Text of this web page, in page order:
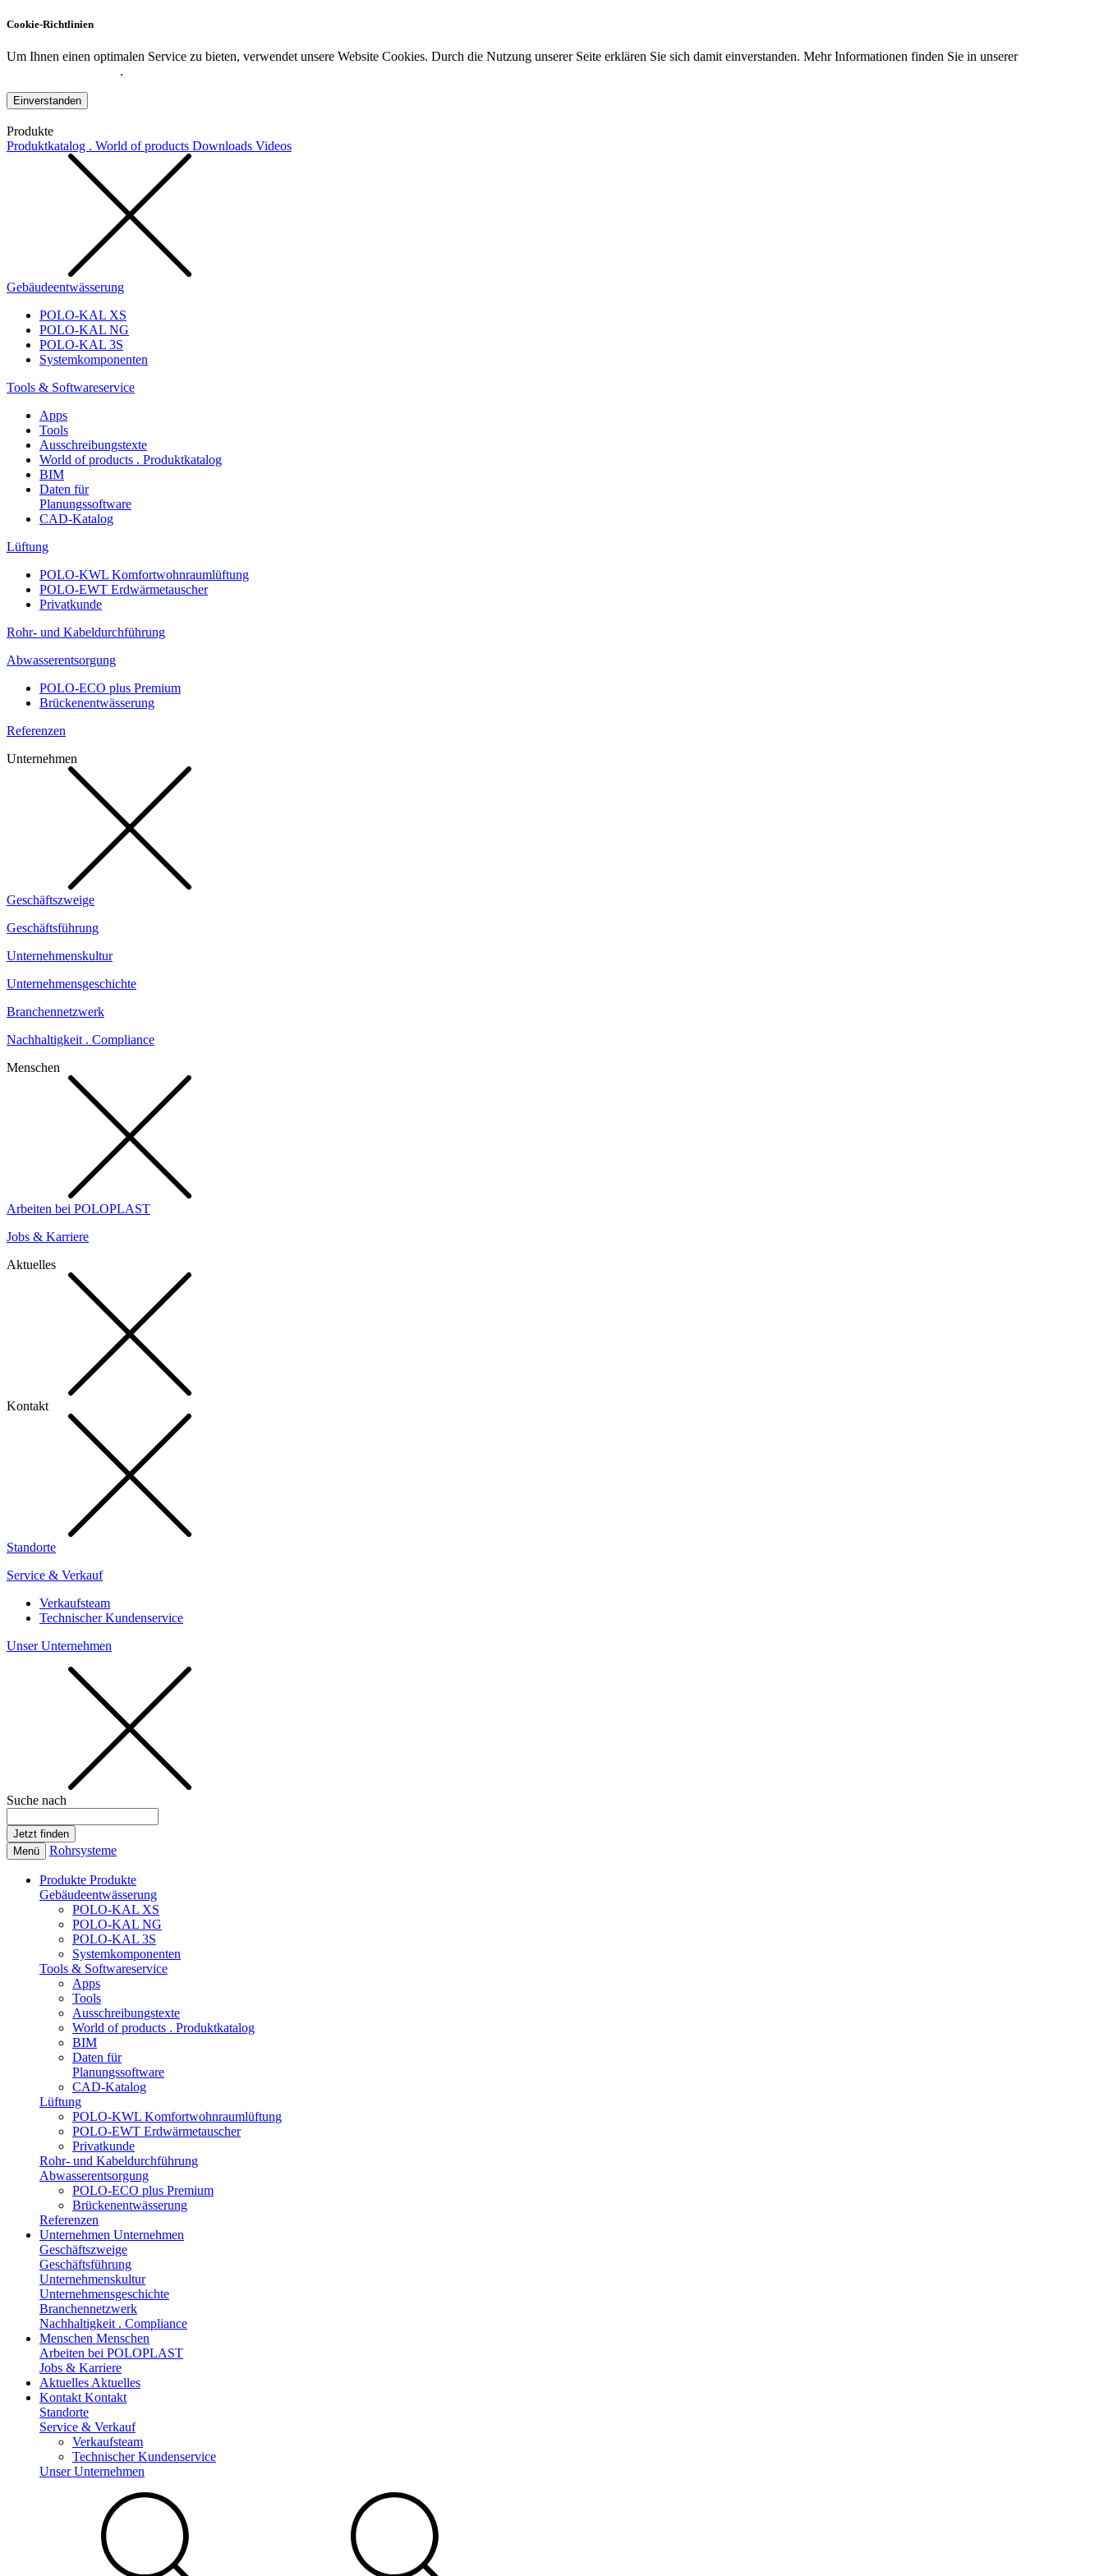
Cookie-Richtlinien
Um Ihnen einen optimalen Service zu bieten, verwendet unsere Website Cookies. Durch die Nutzung unserer Seite erklären Sie sich damit einverstanden. Mehr Informationen finden Sie in unserer
.
Einverstanden
Produkte
Produktkatalog . World of products Downloads Videos
Gebäudeentwässerung
POLO-KAL XS
POLO-KAL NG
POLO-KAL 3S
Systemkomponenten
Tools & Softwareservice
Apps
Tools
Ausschreibungstexte
World of products . Produktkatalog
BIM
Daten für
Planungssoftware
CAD-Katalog
Lüftung
POLO-KWL Komfortwohnraumlüftung
POLO-EWT Erdwärmetauscher
Privatkunde
Rohr- und Kabeldurchführung
Abwasserentsorgung
POLO-ECO plus Premium
Brückenentwässerung
Referenzen
Unternehmen
Geschäftszweige
Geschäftsführung
Unternehmenskultur
Unternehmensgeschichte
Branchennetzwerk
Nachhaltigkeit . Compliance
Menschen
Arbeiten bei POLOPLAST
Jobs & Karriere
Aktuelles
Kontakt
Standorte
Service & Verkauf
Verkaufsteam
Technischer Kundenservice
Unser Unternehmen
Suche nach
Menü Rohrsysteme
Produkte Produkte
Gebäudeentwässerung
POLO-KAL XS
POLO-KAL NG
POLO-KAL 3S
Systemkomponenten
Tools & Softwareservice
Apps
Tools
Ausschreibungstexte
World of products . Produktkatalog
BIM
Daten für
Planungssoftware
CAD-Katalog
Lüftung
POLO-KWL Komfortwohnraumlüftung
POLO-EWT Erdwärmetauscher
Privatkunde
Rohr- und Kabeldurchführung
Abwasserentsorgung
POLO-ECO plus Premium
Brückenentwässerung
Referenzen
Unternehmen Unternehmen
Geschäftszweige
Geschäftsführung
Unternehmenskultur
Unternehmensgeschichte
Branchennetzwerk
Nachhaltigkeit . Compliance
Menschen Menschen
Arbeiten bei POLOPLAST
Jobs & Karriere
Aktuelles Aktuelles
Kontakt Kontakt
Standorte
Service & Verkauf
Verkaufsteam
Technischer Kundenservice
Unser Unternehmen